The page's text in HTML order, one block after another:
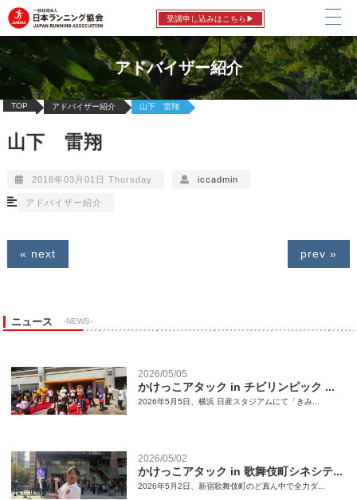
受講申し込みはこちら▶
アドバイザー紹介
TOP アドバイザー紹介 山下 雷翔
山下 雷翔
2018年03月01日 Thursday iccadmin
アドバイザー紹介
« next prev »
ニュース -NEWS-
2026/05/05
かけっこアタック in チビリンピック ...
2026年5月5日、横浜 日産スタジアムにて「きみ...
2026/05/02
かけっこアタック in 歌舞伎町シネシテ...
2026年5月2日、新宿歌舞伎町のど真ん中で全力ダ...